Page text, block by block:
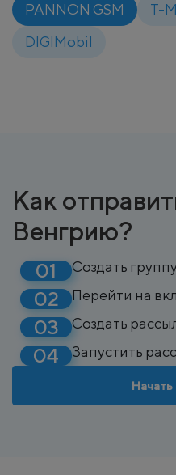
PANNON GSM T-
DIGIMobil
Как
Венгрию?
Создать
Перейти на
Создать
Запустить
Начать